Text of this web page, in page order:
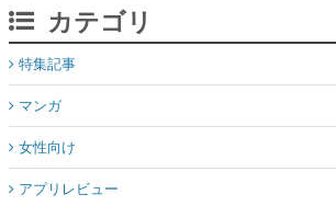
カテゴリ
特集記事
マンガ
女性向け
アプリレビュー